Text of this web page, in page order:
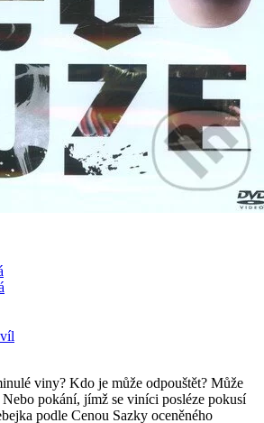
viny? Kdo je může odpouštět? Může
pokání, jímž se viníci posléze pokusí
podle Cenou Sazky oceněného